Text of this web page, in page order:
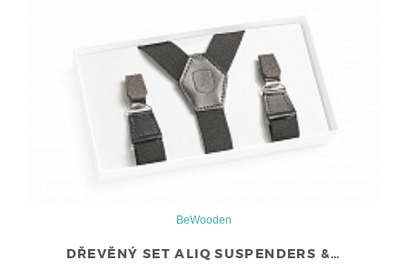
BeWooden
DŘEVĚNÝ SET ALIQ SUSPENDERS &…